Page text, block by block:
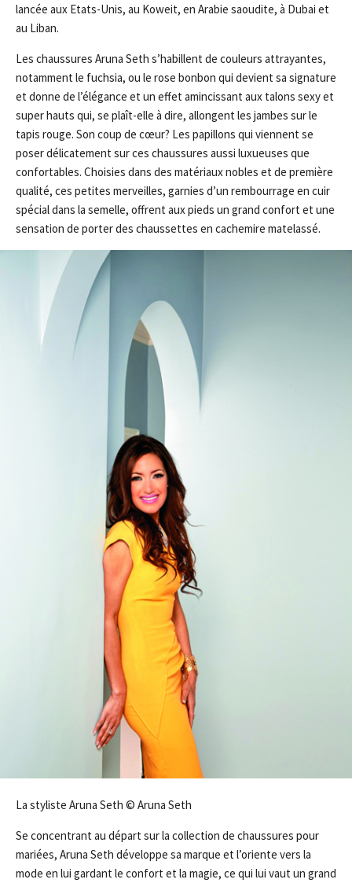
lancée aux Etats-Unis, au Koweit, en Arabie saoudite, à Dubai et
au Liban.
Les chaussures Aruna Seth s’habillent de couleurs attrayantes,
notamment le fuchsia, ou le rose bonbon qui devient sa signature
et donne de l’élégance et un effet amincissant aux talons sexy et
super hauts qui, se plaît-elle à dire, allongent les jambes sur le
tapis rouge. Son coup de cœur? Les papillons qui viennent se
poser délicatement sur ces chaussures aussi luxueuses que
confortables. Choisies dans des matériaux nobles et de première
qualité, ces petites merveilles, garnies d’un rembourrage en cuir
spécial dans la semelle, offrent aux pieds un grand confort et une
sensation de porter des chaussettes en cachemire matelassé.
La styliste Aruna Seth © Aruna Seth
Se concentrant au départ sur la collection de chaussures pour
mariées, Aruna Seth développe sa marque et l’oriente vers la
mode en lui gardant le confort et la magie, ce qui lui vaut un grand